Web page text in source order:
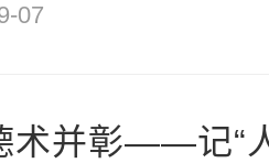
07
术并彰——记“